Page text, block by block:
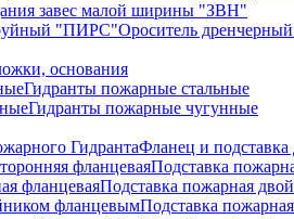
завес малой ширины "ЗВН"
Ороситель
основания
Гидранты пожарные стальные
Гидранты пожарные чугунные
Фланец и
Подставка
Подставка пожарная
Подставка